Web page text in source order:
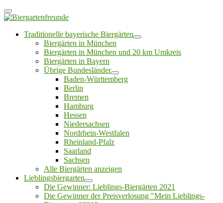
Traditionelle bayerische Biergärten
Biergärten in München
Biergärten in München und 20 km Umkreis
Biergärten in Bayern
Übrige Bundesländer
Baden-Württemberg
Berlin
Bremen
Hamburg
Hessen
Niedersachsen
Nordrhein-Westfalen
Rheinland-Pfalz
Saarland
Sachsen
Alle Biergärten anzeigen
Lieblingsbiergarten
Die Gewinner: Lieblings-Biergärten 2021
Die Gewinner der Preisverlosung "Mein Lieblings-